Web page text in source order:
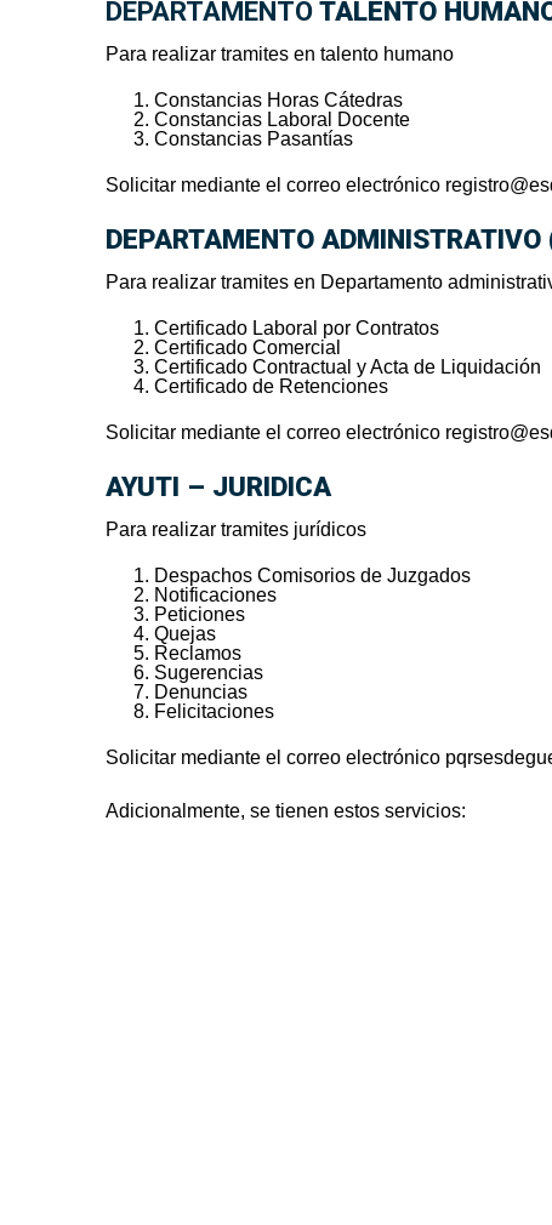
DEPARTAMENTOTALENTO
Para realizar tramites en talento humano
Constancias Horas Cátedras
Constancias Laboral Docente
Constancias Pasantías
Solicitar mediante el correo electrónico
DEPARTAMENTO ADMINISTRATIVO
Para realizar tramites en Departamento
Certificado Laboral por Contratos
Certificado Comercial
Certificado Contractual y Acta de Liquidación
Certificado de Retenciones
Solicitar mediante el correo electrónico
AYUTI – JURIDICA
Para realizar tramites jurídicos
Despachos Comisorios de Juzgados
Notificaciones
Peticiones
Quejas
Reclamos
Sugerencias
Denuncias
Felicitaciones
Solicitar mediante el correo electrónico
Adicionalmente, se tienen estos servicios: